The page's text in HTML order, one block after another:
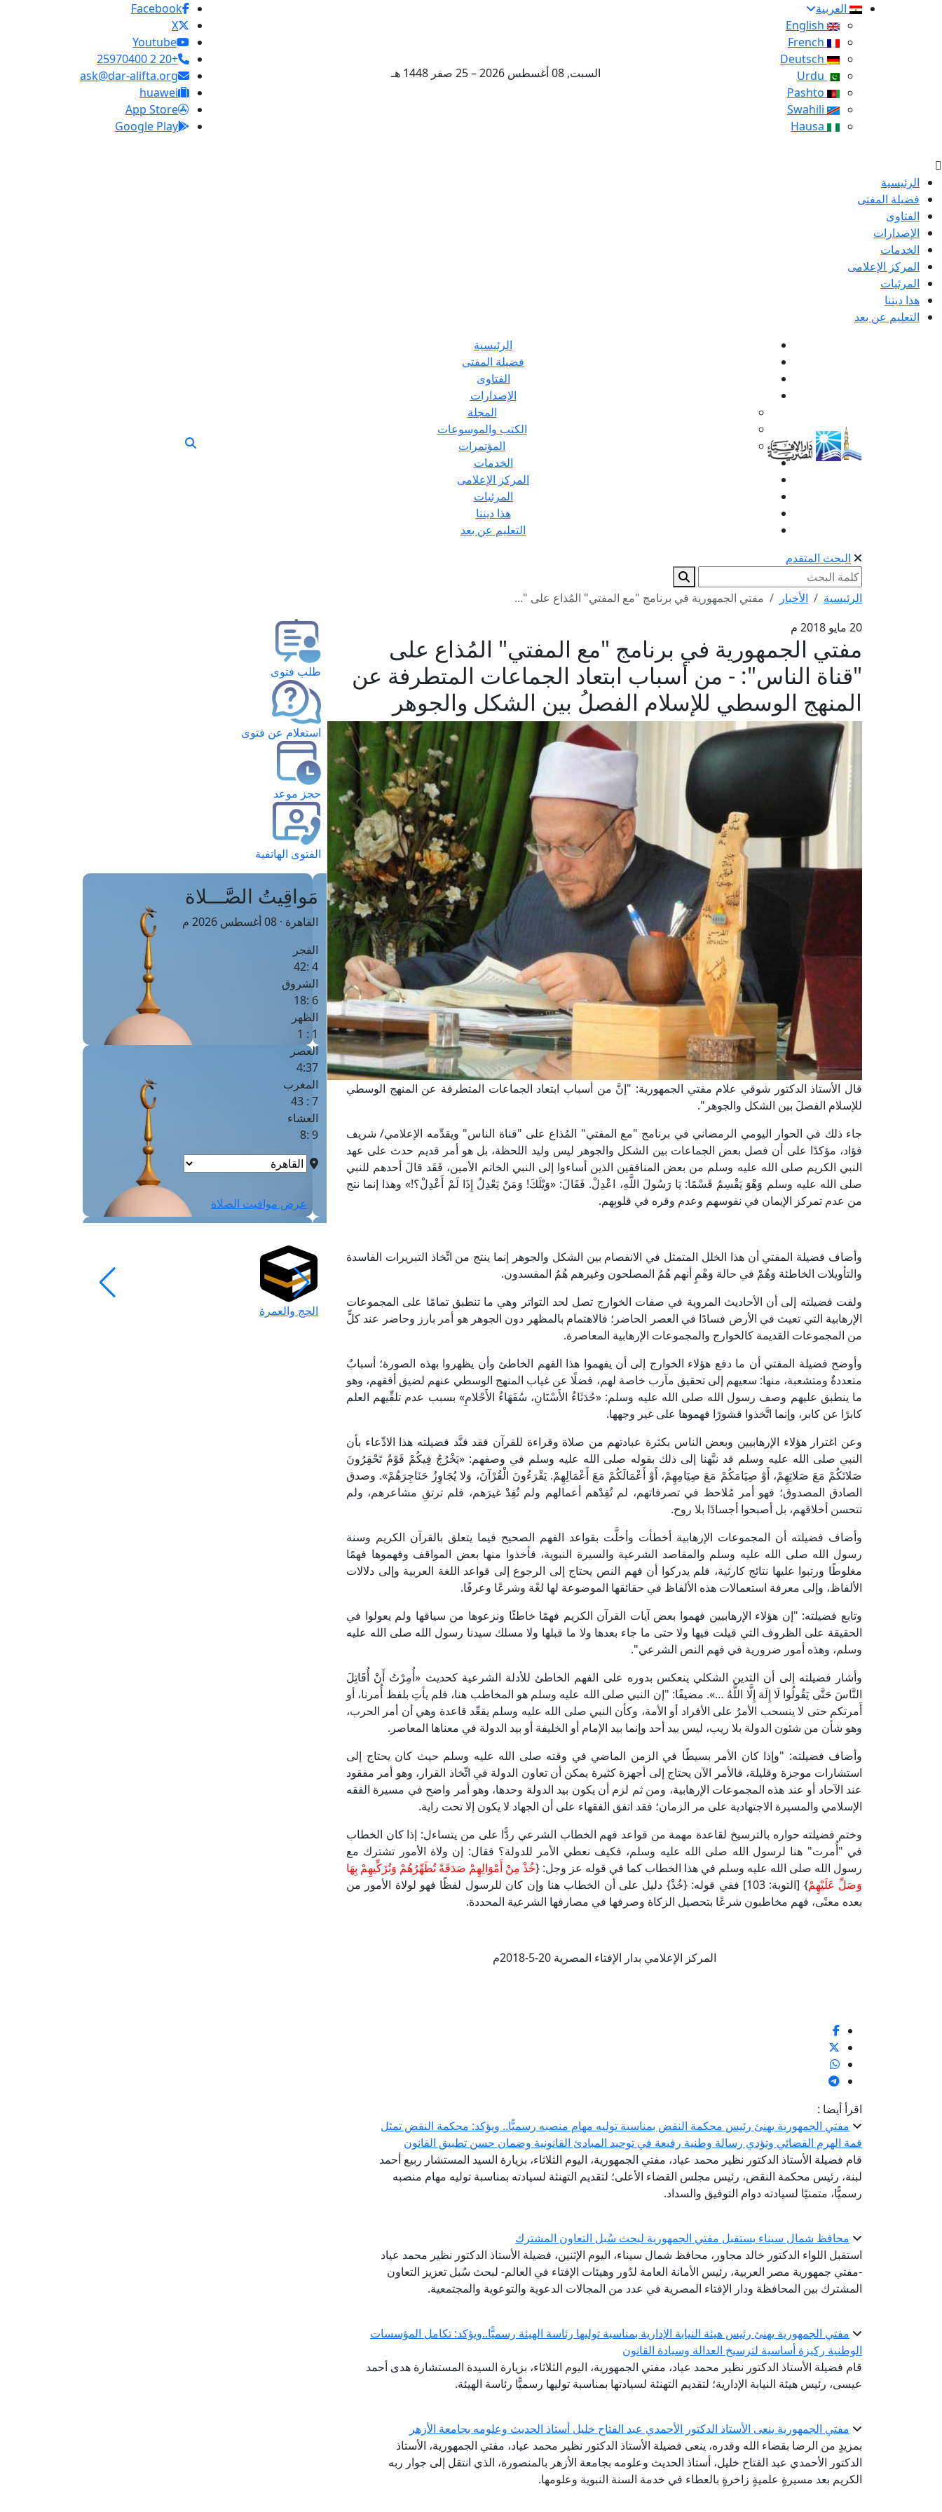
العربية
السبت, 08 أغسطس 2026 – 25 صفر 1448 هـ
Facebook
X
Youtube
+20 2 25970400
ask@dar-alifta.org
huawei
App Store
Google Play
الرئيسية
فضيلة المفتى
الفتاوى
الإصدارات
الخدمات
المركز الإعلامى
المرئيات
هذا ديننا
التعليم عن بعد
الرئيسية
فضيلة المفتى
الفتاوى
الإصدارات
المجلة
الكتب والموسوعات
المؤتمرات
الخدمات
المركز الإعلامى
المرئيات
هذا ديننا
التعليم عن بعد
البحث المتقدم
الرئيسية الأخبار
مفتي الجمهورية في برنامج "مع المفتي" المُذاع على "...
20 مايو 2018 م
مفتي الجمهورية في برنامج "مع المفتي" المُذاع على
"قناة الناس": - من أسباب ابتعاد الجماعات المتطرفة عن
المنهج الوسطي للإسلام الفصلُ بين الشكل والجوهر
قال الأستاذ الدكتور شوقي علام مفتي الجمهورية: "إنَّ من أسباب ابتعاد الجماعات المتطرفة عن المنهج الوسطي
للإسلام الفصلَ بين الشكل والجوهر".
جاء ذلك في الحوار اليومي الرمضاني في برنامج "مع المفتي" المُذاع على "قناة الناس" ويقدِّمه الإعلامي/ شريف
فؤاد، مؤكدًا على أن فصل بعض الجماعات بين الشكل والجوهر ليس وليد اللحظة، بل هو أمر قديم حدث على عهد
النبي الكريم صلى الله عليه وسلم من بعض المنافقين الذين أساءوا إلى النبي الخاتم الأمين، فَقَد قالَ أحدهم للنبي
صلى الله عليه وسلم وَهْوَ يَقْسِمُ قَسْمًا: يَا رَسُولَ اللَّهِ، اعْدِلْ. فَقَالَ: «وَيْلَكَ! وَمَنْ يَعْدِلُ إِذَا لَمْ أَعْدِلْ؟!» وهذا إنما نتج
من عدم تمركز الإيمان في نفوسهم وعدم وقره في قلوبِهم.
وأضاف فضيلة المفتي أن هذا الخلل المتمثل في الانفصام بين الشكل والجوهر إنما ينتج من اتِّخاذ التبريرات الفاسدة
والتأويلات الخاطئة وَهُمْ في حالة وَهْمٍ أنهم هُمُ المصلحون وغيرهم هُمُ المفسدون.
ولفت فضيلته إلى أن الأحاديث المروية في صفات الخوارج تصل لحد التواتر وهي ما تنطبق تمامًا على المجموعات
الإرهابية التي تعيث في الأرض فسادًا في العصر الحاضر؛ فالاهتمام بالمظهر دون الجوهر هو أمر بارز وحاضر عند كلٍّ
من المجموعات القديمة كالخوارج والمجموعات الإرهابية المعاصرة.
وأوضح فضيلة المفتي أن ما دفع هؤلاء الخوارج إلى أن يفهموا هذا الفهم الخاطئ وأن يظهروا بهذه الصورة؛ أسبابٌ
متعددةٌ ومتشعبة، منها: سعيهم إلى تحقيق مآرب خاصة لهم، فضلًا عن غياب المنهج الوسطي عنهم لضيق أفقهم، وهو
ما ينطبق عليهم وصف رسول الله صلى الله عليه وسلم: «حُدَثَاءُ الأَسْنَانِ، سُفَهَاءُ الأَحْلامِ» بسبب عدم تلقِّيهم العلم
كابرًا عن كابر، وإنما اتَّخذوا قشورًا فهموها على غير وجهها.
وعن اغترار هؤلاء الإرهابيين وبعض الناس بكثرة عبادتهم من صلاة وقراءة للقرآن فقد فنَّد فضيلته هذا الادِّعاء بأن
النبي صلى الله عليه وسلم قد نبَّهنا إلى ذلك بقوله صلى الله عليه وسلم في وصفهم: «يَخْرُجُ فِيكُمْ قَوْمٌ تَحْقِرُونَ
صَلاتَكُمْ مَعَ صَلاتِهِمْ، أَوْ صِيَامَكُمْ مَعَ صِيَامِهِمْ، أَوْ أَعْمَالَكُمْ مَعَ أَعْمَالِهِمْ. يَقْرَءُونَ الْقُرْآنَ، وَلا يُجَاوِزُ حَنَاجِرَهُمْ». وصدق
الصادق المصدوق؛ فهو أمر مُلاحظ في تصرفاتهم، لم تُفِدْهم أعمالهم ولم تُفِدْ غيرَهم، فلم ترتقِ مشاعرهم، ولم
تتحسن أخلاقهم، بل أصبحوا أجسادًا بلا روح.
وأضاف فضيلته أن المجموعات الإرهابية أخطأت وأخلَّت بقواعد الفهم الصحيح فيما يتعلق بالقرآن الكريم وسنة
رسول الله صلى الله عليه وسلم والمقاصد الشرعية والسيرة النبوية، فأخذوا منها بعض المواقف وفهموها فهمًا
مغلوطًا ورتبوا عليها نتائج كارثية، فلم يدركوا أن فهم النص يحتاج إلى الرجوع إلى قواعد اللغة العربية وإلى دلالات
الألفاظ، وإلى معرفة استعمالات هذه الألفاظ في حقائقها الموضوعة لها لغًة وشرعًا وعرفًا.
وتابع فضيلته: "إن هؤلاء الإرهابيين فهموا بعض آيات القرآن الكريم فهمًا خاطئًا ونزعوها من سياقها ولم يعولوا في
الحقيقة على الظروف التي قيلت فيها ولا حتى ما جاء بعدها ولا ما قبلها ولا مسلك سيدنا رسول الله صلى الله عليه
وسلم، وهذه أمور ضرورية في فهم النص الشرعي".
وأشار فضيلته إلى أن التدين الشكلي ينعكس بدوره على الفهم الخاطئ للأدلة الشرعية كحديث «أُمِرْتُ أَنْ أُقَاتِلَ
النَّاسَ حَتَّى يَقُولُوا لَا إِلَهَ إِلَّا اللَّهُ …». مضيفًا: "إن النبي صلى الله عليه وسلم هو المخاطب هنا، فلم يأتِ بلفظ أُمرنا، أو
أَمرتكم حتى لا ينسحب الأمرُ على الأفراد أو الأمة، وكأن النبي صلى الله عليه وسلم يقعِّد قاعدة وهي أن أمر الحرب،
وهو شأن من شئون الدولة بلا ريب، ليس بيد أحد وإنما بيد الإمام أو الخليفة أو بيد الدولة في معناها المعاصر.
وأضاف فضيلته: "وإذا كان الأمر بسيطًا في الزمن الماضي في وقته صلى الله عليه وسلم حيث كان يحتاج إلى
استشارات موجزة وقليلة، فالأمر الآن يحتاج إلى أجهزة كثيرة يمكن أن تعاون الدولة في اتِّخاذ القرار، وهو أمر مفقود
عند الآحاد أو عند هذه المجموعات الإرهابية، ومن ثم لزم أن يكون بيد الدولة وحدها، وهو أمر واضح في مسيرة الفقه
الإسلامي والمسيرة الاجتهادية على مر الزمان؛ فقد اتفق الفقهاء على أن الجهاد لا يكون إلا تحت راية.
وختم فضيلته حواره بالترسيخ لقاعدة مهمة من قواعد فهم الخطاب الشرعي ردًّا على من يتساءل: إذا كان الخطاب
في "أُمرت" هنا لرسول الله صلى الله عليه وسلم، فكيف نعطي الأمر للدولة؟ فقال: إن ولاة الأمور تشترك مع
رسول الله صلى الله عليه وسلم في هذا الخطاب كما في قوله عز وجل: {خُذْ مِنْ أَمْوَالِهِمْ صَدَقَةً تُطَهِّرُهُمْ وَتُزَكِّيهِمْ بِهَا
وَصَلِّ عَلَيْهِمْ
} [التوبة: 103] ففي قوله: {خُذْ} دليل على أن الخطاب هنا وإن كان للرسول لفظًا فهو لولاة الأمور من
بعده معنًى، فهم مخاطبون شرعًا بتحصيل الزكاة وصرفها في مصارفها الشرعية المحددة.
المركز الإعلامي بدار الإفتاء المصرية 20-5-2018م
اقرأ أيضا :
مفتي الجمهورية يهنئ رئيس محكمة النقض بمناسبة توليه مهام منصبه رسميًّا.. ويؤكد: محكمة النقض تمثل
قمة الهرم القضائي وتؤدي رسالة وطنية رفيعة في توحيد المبادئ القانونية وضمان حسن تطبيق القانون
قام فضيلة الأستاذ الدكتور نظير محمد عياد، مفتي الجمهورية، اليوم الثلاثاء، بزيارة السيد المستشار ربيع أحمد
لبنة، رئيس محكمة النقض، رئيس مجلس القضاء الأعلى؛ لتقديم التهنئة لسيادته بمناسبة توليه مهام منصبه
رسميًّا، متمنيًا لسيادته دوام التوفيق والسداد.
محافظ شمال سيناء يستقبل مفتي الجمهورية لبحث سُبل التعاون المشترك
استقبل اللواء الدكتور خالد مجاور، محافظ شمال سيناء، اليوم الإثنين، فضيلة الأستاذ الدكتور نظير محمد عياد
-مفتي جمهورية مصر العربية، رئيس الأمانة العامة لدُور وهيئات الإفتاء في العالم- لبحث سُبل تعزيز التعاون
المشترك بين المحافظة ودار الإفتاء المصرية في عدد من المجالات الدعوية والتوعوية والمجتمعية.
مفتي الجمهورية يهنئ رئيس هيئة النيابة الإدارية بمناسبة توليها رئاسة الهيئة رسميًّا..ويؤكد: تكامل المؤسسات
الوطنية ركيزة أساسية لترسيخ العدالة وسيادة القانون
قام فضيلة الأستاذ الدكتور نظير محمد عياد، مفتي الجمهورية، اليوم الثلاثاء، بزيارة السيدة المستشارة هدى أحمد
عيسى، رئيس هيئة النيابة الإدارية؛ لتقديم التهنئة لسيادتها بمناسبة توليها رسميًّا رئاسة الهيئة.
مفتي الجمهورية ينعى الأستاذ الدكتور الأحمدي عبد الفتاح خليل أستاذ الحديث وعلومه بجامعة الأزهر
بمزيدٍ من الرضا بقضاء الله وقدره، ينعى فضيلة الأستاذ الدكتور نظير محمد عياد، مفتي الجمهورية، الأستاذ
الدكتور الأحمدي عبد الفتاح خليل، أستاذ الحديث وعلومه بجامعة الأزهر بالمنصورة، الذي انتقل إلى جوار ربه
الكريم بعد مسيرةٍ علميةٍ زاخرةٍ بالعطاء في خدمة السنة النبوية وعلومها.
طلب فتوى
استعلام عن فتوى
حجز موعد
الفتوى الهاتفية
مَواقِيتُ الصَّـــلاة
القاهرة · 08 أغسطس 2026 م
الفجر
4 :42
الشروق
6 :18
الظهر
1 : 1
العصر
4:37
المغرب
7 : 43
العشاء
9 :8
عرض مواقيت الصلاة
الحج والعمرة